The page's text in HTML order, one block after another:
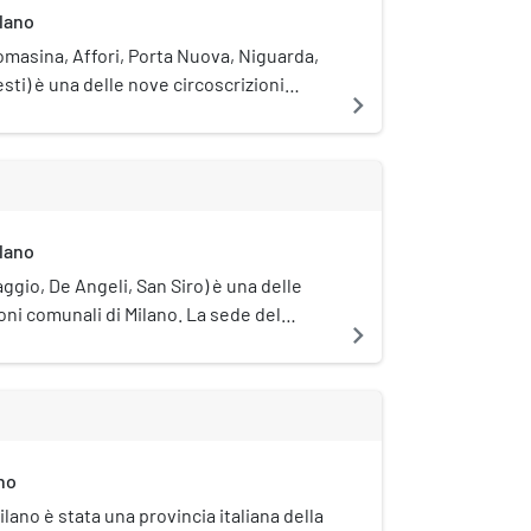
Affori, Porta Nuova, Niguarda,
è una delle nove circoscrizioni
38.
navigate_next
De Angeli, San Siro) è una delle
comunali di Milano. La sede del
navigate_next
è stata una provincia italiana della